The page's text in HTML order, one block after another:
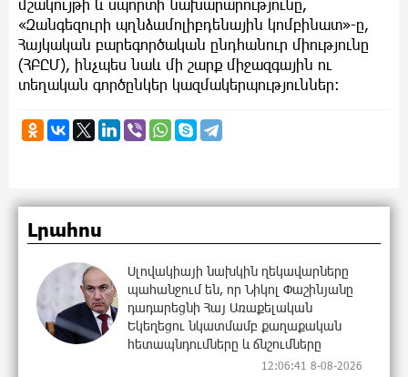
մշակույթի և սպորտի նախարարությունը,
«Զանգեզուրի պղնձամոլիբդենային կոմբինատ»-ը,
Հայկական բարեգործական ընդհանուր միությունը
(ՀԲԸՄ), ինչպես նաև մի շարք միջազգային ու
տեղական գործընկեր կազմակերպություններ։
Լրահոս
Սլովակիայի նախկին ղեկավարները
պահանջում են, որ Նիկոլ Փաշինյանը
դադարեցնի Հայ Առաքելական
Եկեղեցու նկատմամբ քաղաքական
հետապնդումները և ճնշումները
12:06:41 8-08-2026